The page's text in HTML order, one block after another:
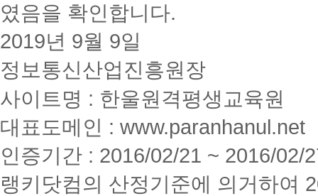
였음을 확인합니다.
2019년 9월 9일
정보통신산업진흥원장
사이트명 : 한울원격평생교육원
대표도메인 : www.paranhanul.net
인증기간 : 2016/02/21 ~ 2016/02/
랭키닷컴의 산정기준에 의거하여